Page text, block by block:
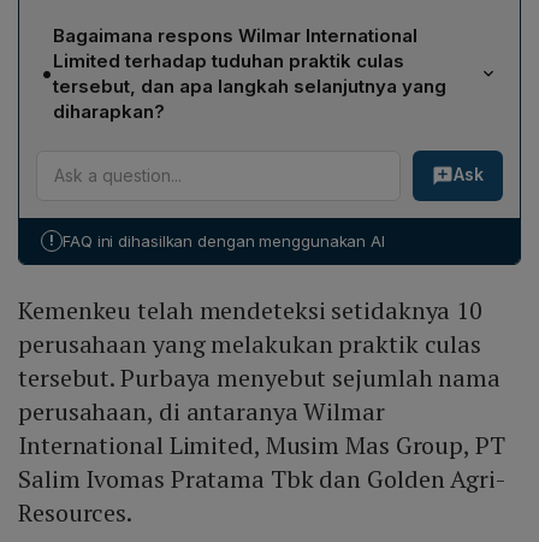
kerugian bagi negara.
Kemenkeu telah mengidentifikasi setidaknya 10
perusahaan yang diduga melakukan underinvoicing
serta 20 perusahaan lain yang melakukan transfer
pricing dalam ekspor CPO. Contoh perusahaan yang
Mas Group, PT Salim Ivomas Pratama Tbk, dan Golden
Agri-Resources.
•
Bagaimana respons Wilmar International
Limited terhadap tuduhan praktik culas
tersebut, dan apa langkah selanjutnya yang
diharapkan?
Wilmar International Limited menyatakan belum
menerima pemberitahuan resmi mengenai
penyelidikan, namun menegaskan bahwa mereka
memahami kekhawatiran. Perusahaan berjanji akan
tentang penyelidikan under‑invoicing dan transfer
pricing.
Ask
! FAQ ini dihasilkan dengan menggunakan AI
Kemenkeu telah mendeteksi setidaknya 10
perusahaan yang melakukan praktik culas
tersebut. Purbaya menyebut sejumlah nama
perusahaan, di antaranya Wilmar
International Limited, Musim Mas Group, PT
Salim Ivomas Pratama Tbk dan Golden Agri-
Resources.